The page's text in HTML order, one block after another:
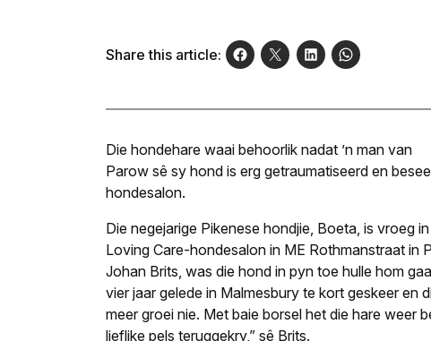
Share this article:
Die hondehare waai behoorlik nadat ’n man van
Parow sê sy hond is erg getraumatiseerd en
hondesalon.
Die negejarige Pikenese hondjie, Boeta, is vroeg
Loving Care-hondesalon in ME Rothmanstraat in
Johan Brits, was die hond in pyn toe hulle hom
vier jaar gelede in Malmesbury te kort geskeer en
meer groei nie. Met baie borsel het die hare weer
lieflike pels teruggekry,” sê Brits.